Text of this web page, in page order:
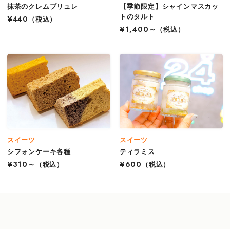
抹茶のクレムブリュレ
¥440
（税込）
【季節限定】シャインマスカッ
トのタルト
¥1,400～
（税込）
スイーツ
シフォンケーキ各種
¥310～
（税込）
スイーツ
ティラミス
¥600
（税込）